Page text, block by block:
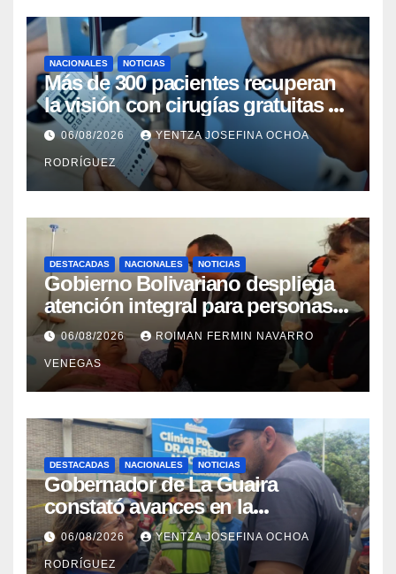
NACIONALES NOTICIAS
Más de 300 pacientes recuperan
la visión con cirugías gratuitas de
cataratas en Zulia
06/08/2026 YENTZA JOSEFINA OCHOA
RODRÍGUEZ
DESTACADAS NACIONALES NOTICIAS
Gobierno Bolivariano despliega
atención integral para personas
con discapacidad en
campamentos de La Guaira
06/08/2026 ROIMAN FERMIN NAVARRO
VENEGAS
DESTACADAS NACIONALES NOTICIAS
Gobernador de La Guaira
constató avances en la
rehabilitación del Hospitalito de
Catia la Mar
06/08/2026 YENTZA JOSEFINA OCHOA
RODRÍGUEZ